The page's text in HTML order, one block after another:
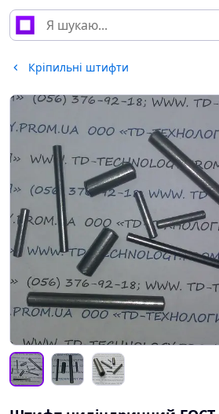
Кріпильні штифти